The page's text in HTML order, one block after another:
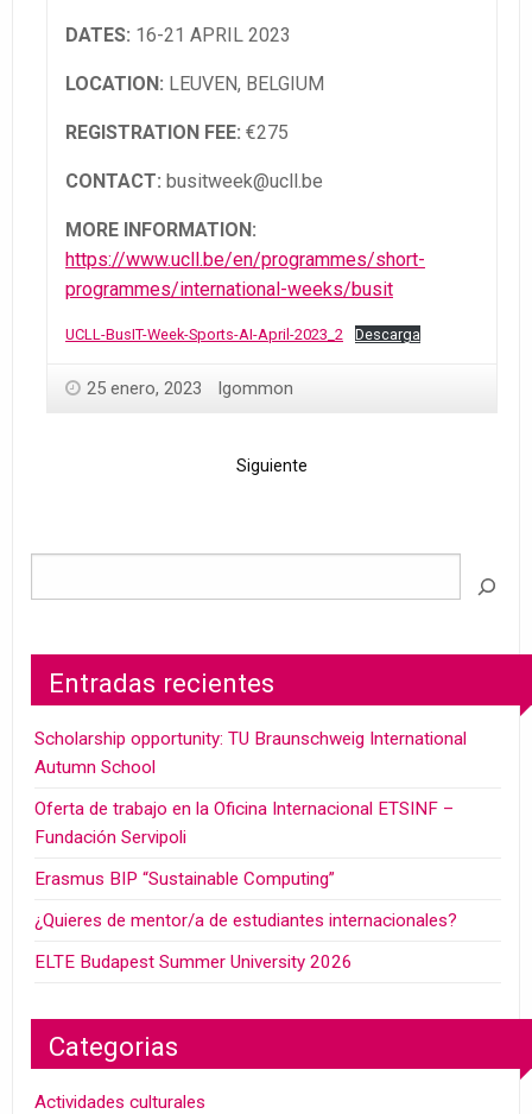
DATES: 16-21 APRIL 2023
LOCATION: LEUVEN, BELGIUM
REGISTRATION FEE: €275
CONTACT: busitweek@ucll.be
MORE INFORMATION:
https://www.ucll.be/en/programmes/short-
programmes/international-weeks/busit
UCLL-BusIT-Week-Sports-AI-April-2023_2 Descarga
25 enero, 2023 lgommon
Siguiente
Entradas recientes
Scholarship opportunity: TU Braunschweig International
Autumn School
Oferta de trabajo en la Oficina Internacional ETSINF –
Fundación Servipoli
Erasmus BIP “Sustainable Computing”
¿Quieres de mentor/a de estudiantes internacionales?
ELTE Budapest Summer University 2026
Categorias
Actividades culturales